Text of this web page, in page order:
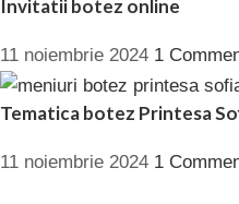
Invitatii botez online
11 noiembrie 2024 1
Tematica botez Printesa
11 noiembrie 2024 1